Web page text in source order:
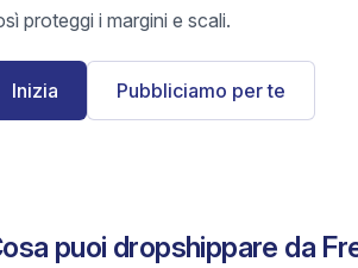
proteggi i margini e scali.
Inizia Pubbliciamo per te
puoi dropshippare da